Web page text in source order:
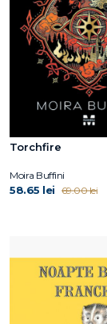
Torchfire
Moira Buffini
58.65 lei 69.00 lei